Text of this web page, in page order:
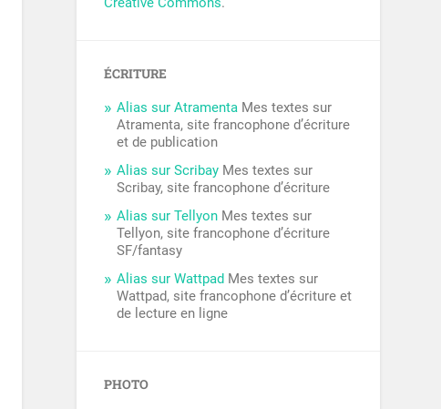
ÉCRITURE
Alias sur Atramenta Mes textes sur
Atramenta, site francophone d’écriture
et de publication
Alias sur Scribay Mes textes sur
Scribay, site francophone d’écriture
Alias sur Tellyon Mes textes sur
Tellyon, site francophone d’écriture
SF/fantasy
Alias sur Wattpad Mes textes sur
Wattpad, site francophone d’écriture et
de lecture en ligne
PHOTO